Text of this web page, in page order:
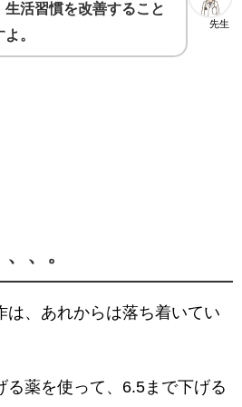
先生
生活習慣を改善すること
。
、。
は、あれからは落ち着いてい
る薬を使って、6.5まで下げる